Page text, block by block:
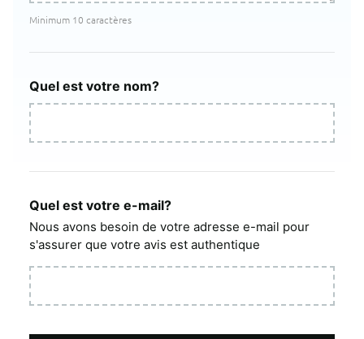
Minimum 10 caractères
Quel est votre nom?
Quel est votre e-mail?
Nous avons besoin de votre adresse e-mail pour
s'assurer que votre avis est authentique